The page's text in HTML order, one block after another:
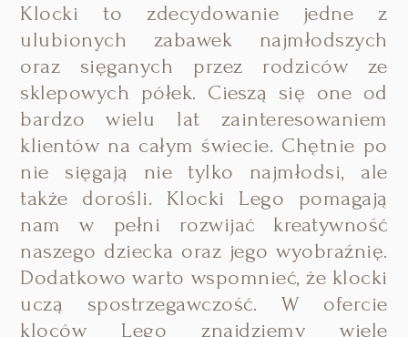
Klocki to zdecydowanie jedne z
ulubionych zabawek najmłodszych
oraz sięganych przez rodziców ze
sklepowych półek. Cieszą się one od
bardzo wielu lat zainteresowaniem
klientów na całym świecie. Chętnie po
nie sięgają nie tylko najmłodsi, ale
także dorośli. Klocki Lego pomagają
nam w pełni rozwijać kreatywność
naszego dziecka oraz jego wyobraźnię.
Dodatkowo warto wspomnieć, że klocki
uczą spostrzegawczość. W ofercie
kloców Lego znajdziemy wiele